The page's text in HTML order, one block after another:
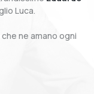
Luca.
ne amano ogni